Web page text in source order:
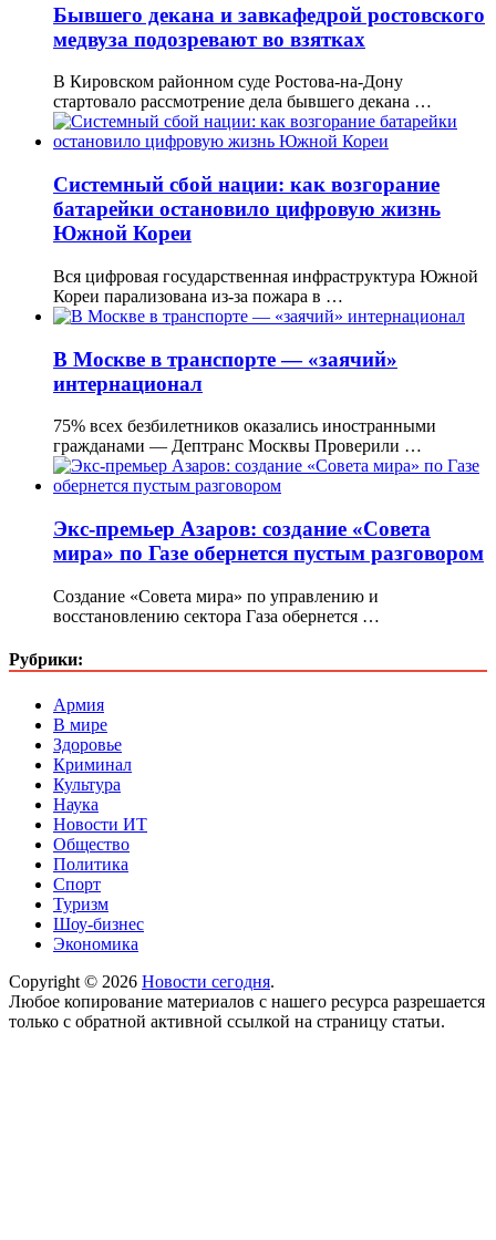
Бывшего декана и завкафедрой ростовского
медвуза подозревают во взятках
В Кировском районном суде Ростова-на-Дону
стартовало рассмотрение дела бывшего декана …
Системный сбой нации: как возгорание
батарейки остановило цифровую жизнь
Южной Кореи
Вся цифровая государственная инфраструктура Южной
Кореи парализована из-за пожара в …
В Москве в транспорте — «заячий»
интернационал
75% всех безбилетников оказались иностранными
гражданами — Дептранс Москвы Проверили …
Экс-премьер Азаров: создание «Совета
мира» по Газе обернется пустым разговором
Создание «Совета мира» по управлению и
восстановлению сектора Газа обернется …
Рубрики:
Армия
В мире
Здоровье
Криминал
Культура
Наука
Новости ИТ
Общество
Политика
Спорт
Туризм
Шоу-бизнес
Экономика
Copyright © 2026 Новости сегодня.
Любое копирование материалов с нашего ресурса разрешается
только с обратной активной ссылкой на страницу статьи.